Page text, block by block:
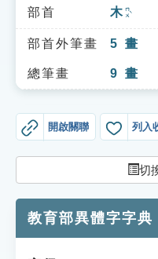
索引選單
知識索引
單字索引
貓頭鷹博士
部首 木ㄇㄨˋ
部首外筆畫 5 畫
總筆畫 9 畫
開啟關聯 列入
切
教育部異體字字典